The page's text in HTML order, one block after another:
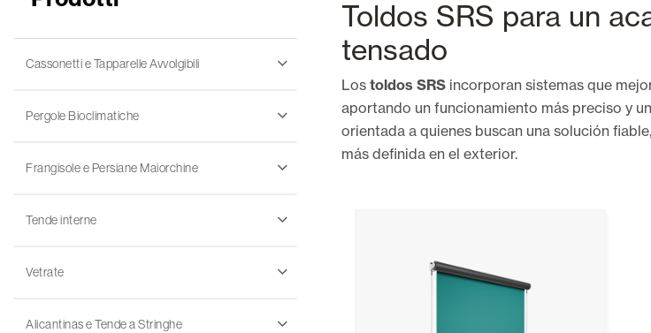
Cassonetti e Tapparelle Avvolgibili
Pergole Bioclimatiche
Frangisole e Persiane Maiorchine
Tende interne
Vetrate
Alicantinas e Tende a Stringhe
Toldos SRS para un
tensado
Los toldos SRS incorporan sistemas que
aportando un funcionamiento más preciso y
orientada a quienes buscan una solución
más definida en el exterior.